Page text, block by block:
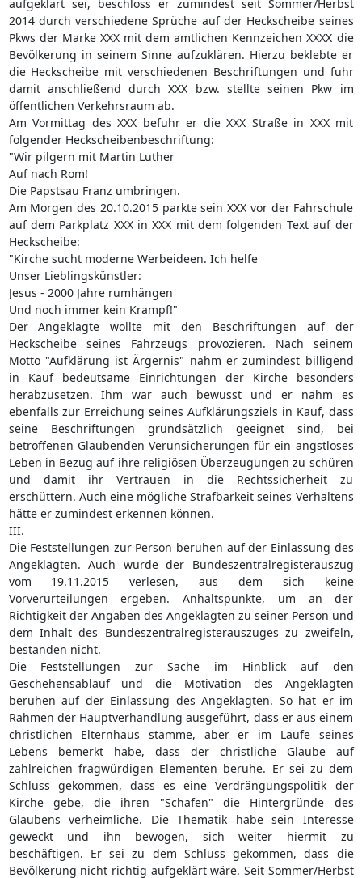
aufgeklärt sei, beschloss er zumindest seit Sommer/Herbst
2014 durch verschiedene Sprüche auf der Heckscheibe seines
Pkws der Marke XXX mit dem amtlichen Kennzeichen XXXX die
Bevölkerung in seinem Sinne aufzuklären. Hierzu beklebte er
die Heckscheibe mit verschiedenen Beschriftungen und fuhr
damit anschließend durch XXX bzw. stellte seinen Pkw im
öffentlichen Verkehrsraum ab.
Am Vormittag des XXX befuhr er die XXX Straße in XXX mit
folgender Heckscheibenbeschriftung:
"Wir pilgern mit Martin Luther
Auf nach Rom!
Die Papstsau Franz umbringen.
Am Morgen des 20.10.2015 parkte sein XXX vor der Fahrschule
auf dem Parkplatz XXX in XXX mit dem folgenden Text auf der
Heckscheibe:
"Kirche sucht moderne Werbeideen. Ich helfe
Unser Lieblingskünstler:
Jesus - 2000 Jahre rumhängen
Und noch immer kein Krampf!"
Der Angeklagte wollte mit den Beschriftungen auf der
Heckscheibe seines Fahrzeugs provozieren. Nach seinem
Motto "Aufklärung ist Ärgernis" nahm er zumindest billigend
in Kauf bedeutsame Einrichtungen der Kirche besonders
herabzusetzen. Ihm war auch bewusst und er nahm es
ebenfalls zur Erreichung seines Aufklärungsziels in Kauf, dass
seine Beschriftungen grundsätzlich geeignet sind, bei
betroffenen Glaubenden Verunsicherungen für ein angstloses
Leben in Bezug auf ihre religiösen Überzeugungen zu schüren
und damit ihr Vertrauen in die Rechtssicherheit zu
erschüttern. Auch eine mögliche Strafbarkeit seines Verhaltens
hätte er zumindest erkennen können.
III.
Die Feststellungen zur Person beruhen auf der Einlassung des
Angeklagten. Auch wurde der Bundeszentralregisterauszug
vom 19.11.2015 verlesen, aus dem sich keine
Vorverurteilungen ergeben. Anhaltspunkte, um an der
Richtigkeit der Angaben des Angeklagten zu seiner Person und
dem Inhalt des Bundeszentralregisterauszuges zu zweifeln,
bestanden nicht.
Die Feststellungen zur Sache im Hinblick auf den
Geschehensablauf und die Motivation des Angeklagten
beruhen auf der Einlassung des Angeklagten. So hat er im
Rahmen der Hauptverhandlung ausgeführt, dass er aus einem
christlichen Elternhaus stamme, aber er im Laufe seines
Lebens bemerkt habe, dass der christliche Glaube auf
zahlreichen fragwürdigen Elementen beruhe. Er sei zu dem
Schluss gekommen, dass es eine Verdrängungspolitik der
Kirche gebe, die ihren "Schafen" die Hintergründe des
Glaubens verheimliche. Die Thematik habe sein Interesse
geweckt und ihn bewogen, sich weiter hiermit zu
beschäftigen. Er sei zu dem Schluss gekommen, dass die
Bevölkerung nicht richtig aufgeklärt wäre. Seit Sommer/Herbst